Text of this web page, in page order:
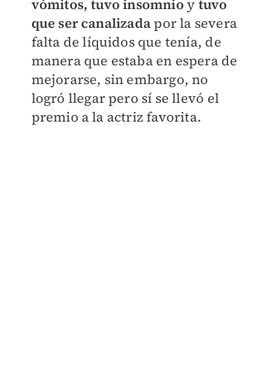
vómitos, tuvo insomnioy tuvo
que ser canalizada por la severa
falta de líquidos que tenía, de
manera que estaba en espera de
mejorarse, sin embargo, no
logró llegar pero sí se llevó el
premio a la actriz favorita.